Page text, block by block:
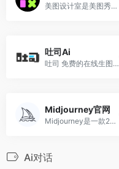
美图设计室是美图秀秀旗下的智能设计在线协作平台，是一款平面设计工具、在线平面设计软件及AI设计工具,提供海量海报模板
吐司Ai
吐司 免费的在线生图和AI模型分享社区
Midjourney官网
Midjourney是一款2022年3月面...
Ai对话